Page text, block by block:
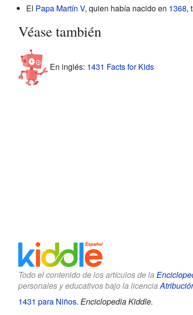
El Papa Martín V, quien había nacido en 1368,
Véase también
En inglés: 1431 Facts for Kids
Todo el contenido de los artículos de la
personales y educativos bajo la licencia
1431 para Niños. Enciclopedia Kiddle.